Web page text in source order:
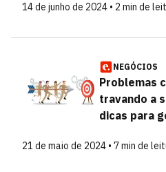
14 de junho de 2024 • 2 min de
NEGÓCIOS
Problemas
travando a
dicas para
21 de maio de 2024 • 7 min de